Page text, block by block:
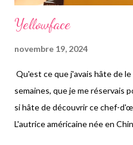
Yellowface
novembre 19, 2024
Qu'est ce que j'avais hâte de
semaines, que je me réservais
si hâte de découvrir ce chef-
L'autrice américaine née en